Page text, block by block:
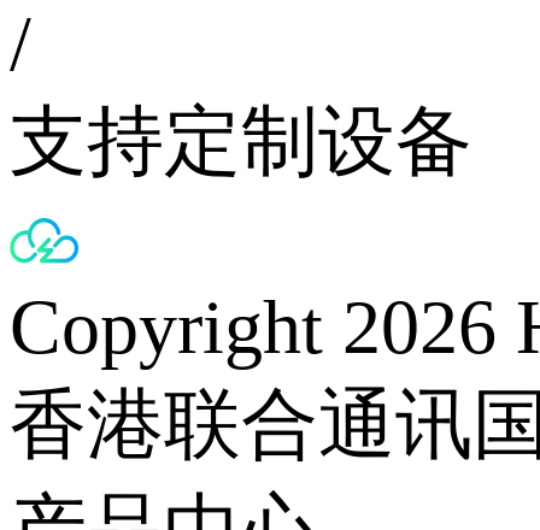
/
支持定制设备
Copyright 2026
香港联合通讯